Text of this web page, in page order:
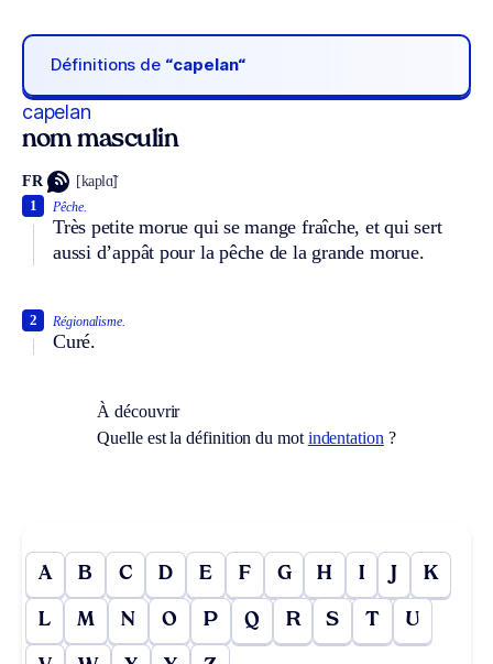
Définitions de “capelan“
capelan
nom masculin
FR [kaplɑ̃]
Pêche.
Très petite morue qui se mange fraîche, et qui sert
aussi d’appât pour la pêche de la grande morue.
1
Régionalisme.
Curé.
2
À découvrir
Quelle est la définition du mot indentation ?
A B C D E F G H I J K
L M N O P Q R S T U